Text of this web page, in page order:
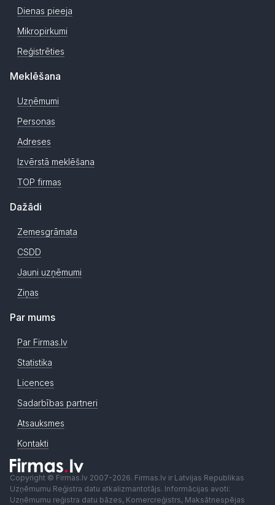
Dienas pieeja
Mikropirkumi
Reģistrēties
Meklēšana
Uzņēmumi
Personas
Adreses
Izvērstā meklēšana
TOP firmas
Dažādi
Zemesgrāmata
CSDD
Jauni uzņēmumi
Ziņas
Par mums
Par Firmas.lv
Statistika
Licences
Sadarbības partneri
Atsauksmes
Kontakti
Copyright © Firmas.lv 2007-2026. Firmas.lv ir Latvijas Republikas
Uzņēmumu Reģistra datu atkalizmantotājs. Informācijas avoti:
Uzņēmumu reģistra datu bāzes, Komercreģistrs, Maksātnespējas